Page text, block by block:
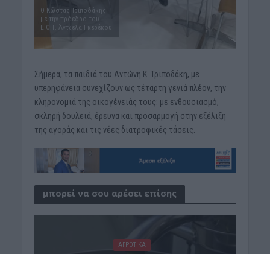
Ο Κώστας Τριποδάκης
με την πρόεδρο του
Ε.Ο.Τ. Άντζελα Γκερέκου
Σήμερα, τα παιδιά του Αντώνη Κ. Τριποδάκη, με
υπερηφάνεια συνεχίζουν ως τέταρτη γενιά πλέον, την
κληρονομιά της οικογένειάς τους: με ενθουσιασμό,
σκληρή δουλειά, έρευνα και προσαρμογή στην εξέλιξη
της αγοράς και τις νέες διατροφικές τάσεις.
μπορεί να σου αρέσει επίσης
ΑΓΡΟΤΙΚΑ